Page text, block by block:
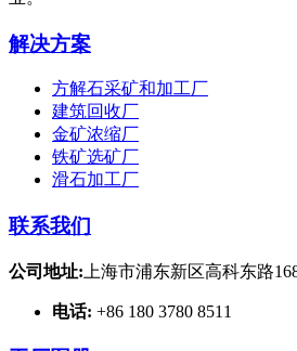
解决方案
方解石采矿和加工厂
建筑回收厂
金矿浓缩厂
铁矿选矿厂
滑石加工厂
联系我们
公司地址: 上海市浦东新区高科东路
电话: +86 180 3780 8511